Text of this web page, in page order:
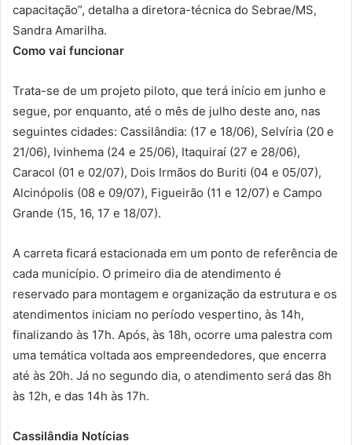
capacitação”, detalha a diretora-técnica do Sebrae/MS,
Sandra Amarilha.
Como vai funcionar
Trata-se de um projeto piloto, que terá início em junho e
segue, por enquanto, até o mês de julho deste ano, nas
seguintes cidades: Cassilândia: (17 e 18/06), Selvíria (20 e
21/06), Ivinhema (24 e 25/06), Itaquiraí (27 e 28/06),
Caracol (01 e 02/07), Dois Irmãos do Buriti (04 e 05/07),
Alcinópolis (08 e 09/07), Figueirão (11 e 12/07) e Campo
Grande (15, 16, 17 e 18/07).
A carreta ficará estacionada em um ponto de referência de
cada município. O primeiro dia de atendimento é
reservado para montagem e organização da estrutura e os
atendimentos iniciam no período vespertino, às 14h,
finalizando às 17h. Após, às 18h, ocorre uma palestra com
uma temática voltada aos empreendedores, que encerra
até às 20h. Já no segundo dia, o atendimento será das 8h
às 12h, e das 14h às 17h.
Cassilândia Notícias